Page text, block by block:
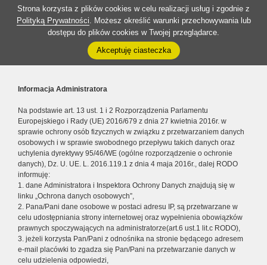
Strona korzysta z plików cookies w celu realizacji usług i zgodnie z
Polityką Prywatności. Możesz określić warunki przechowywania lub
dostępu do plików cookies w Twojej przeglądarce.
Akceptuję ciasteczka
Informacja Administratora
Na podstawie art. 13 ust. 1 i 2 Rozporządzenia Parlamentu
Europejskiego i Rady (UE) 2016/679 z dnia 27 kwietnia 2016r. w
sprawie ochrony osób fizycznych w związku z przetwarzaniem danych
osobowych i w sprawie swobodnego przepływu takich danych oraz
uchylenia dyrektywy 95/46/WE (ogólne rozporządzenie o ochronie
danych), Dz. U. UE. L. 2016.119.1 z dnia 4 maja 2016r., dalej RODO
informuję:
1. dane Administratora i Inspektora Ochrony Danych znajdują się w
linku „Ochrona danych osobowych”,
2. Pana/Pani dane osobowe w postaci adresu IP, są przetwarzane w
celu udostępniania strony internetowej oraz wypełnienia obowiązków
prawnych spoczywających na administratorze(art.6 ust.1 lit.c RODO),
3. jeżeli korzysta Pan/Pani z odnośnika na stronie będącego adresem
e-mail placówki to zgadza się Pan/Pani na przetwarzanie danych w
celu udzielenia odpowiedzi,